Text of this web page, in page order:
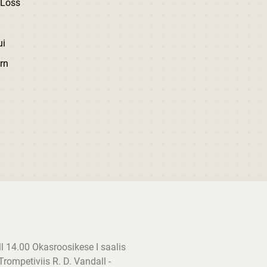
14.00 Okasroosikese I saalis
R. D. Vandall -